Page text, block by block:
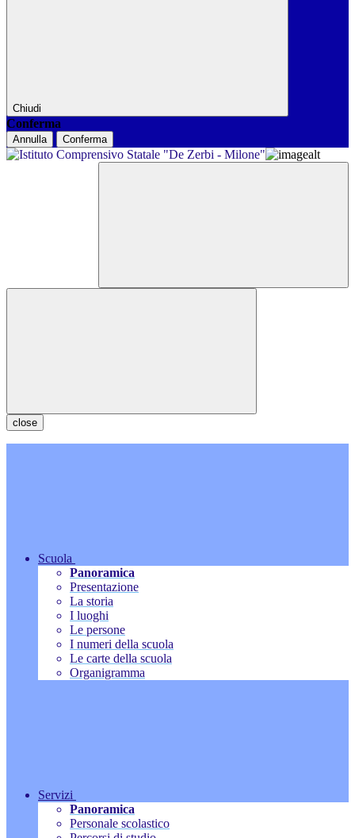
Chiudi
Conferma
Annulla Conferma
close
Scuola
Panoramica
Presentazione
La storia
I luoghi
Le persone
I numeri della scuola
Le carte della scuola
Organigramma
Servizi
Panoramica
Personale scolastico